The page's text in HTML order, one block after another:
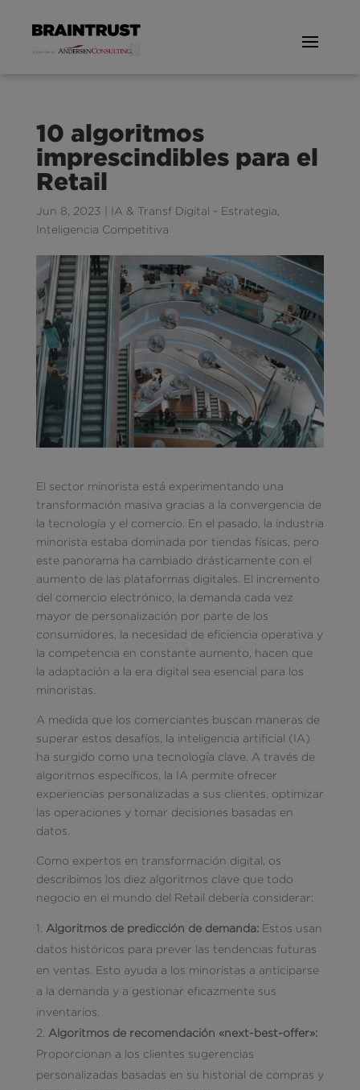
10 algoritmos
imprescindibles para el
Retail
Jun 8, 2023 IA & Transf Digital - Estrategia
Inteligencia Competitiva
El sector minorista está experimentando una
transformación masiva gracias a la convergencia de
la tecnología y el comercio. En el pasado, la industria
minorista estaba dominada por tiendas físicas, pero
este panorama ha cambiado drásticamente con el
aumento de las plataformas digitales. El incremento
del comercio electrónico, la demanda cada vez
mayor de personalización por parte de los
consumidores, la necesidad de eficiencia operativa y
la competencia en constante aumento, hacen que
la adaptación a la era digital sea esencial para los
minoristas.
A medida que los comerciantes buscan maneras de
superar estos desafíos, la inteligencia artificial (IA)
ha surgido como una tecnología clave. A través de
algoritmos específicos, la IA permite ofrecer
experiencias personalizadas a sus clientes, optimizar
las operaciones y tomar decisiones basadas en
datos.
Como expertos en transformación digital, os
describimos los diez algoritmos clave que todo
negocio en el mundo del Retail debería considerar:
Algoritmos de predicción de demanda:Estos usan
datos históricos para prever las tendencias futuras
en ventas. Esto ayuda a los minoristas a anticiparse
a la demanda y a gestionar eficazmente sus
inventarios.
Algoritmos de recomendación «next-best-offer»:
Proporcionan a los clientes sugerencias
personalizadas basadas en su historial de compras y